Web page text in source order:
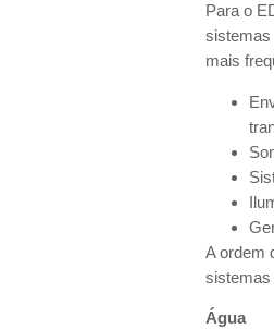
Para o
sistemas
mais
A ordem
sistemas
Água